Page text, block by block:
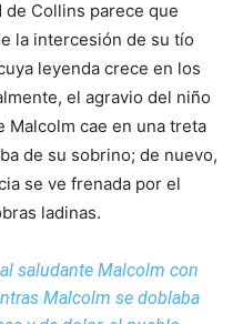
de Collins parece que
la intercesión de su tío
leyenda crece en los
el agravio del niño
Malcolm cae en una treta
de su sobrino; de nuevo,
se ve frenada por el
ladinas.
saludante Malcolm con
Malcolm se doblaba